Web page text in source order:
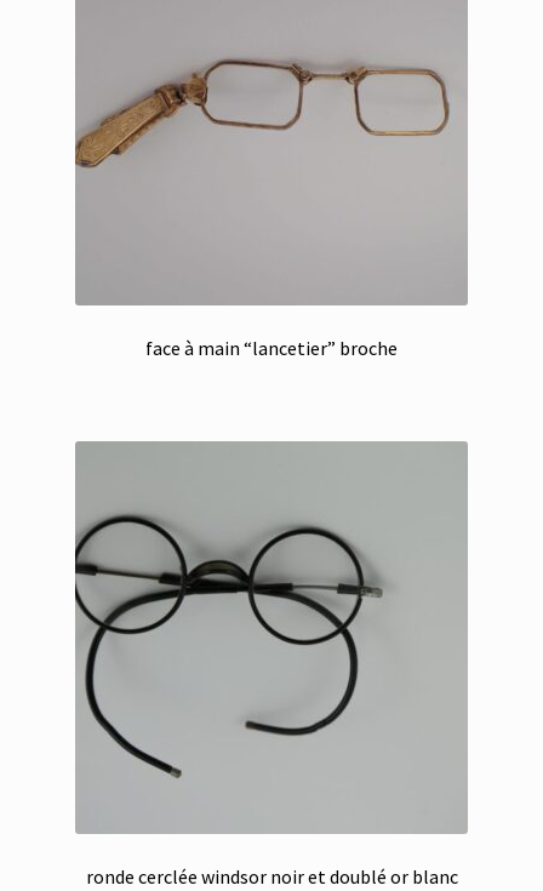
face à main “lancetier” broche
ronde cerclée windsor noir et doublé or blanc